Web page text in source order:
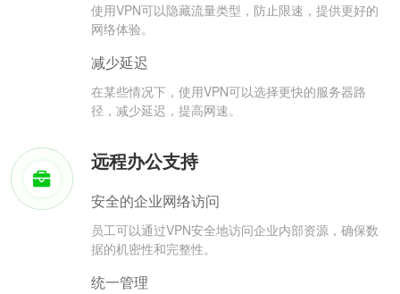
使用VPN可以隐藏流量类型，防止限速，提供更好的
网络体验。
减少延迟
在某些情况下，使用VPN可以选择更快的服务器路
径，减少延迟，提高网速。
远程办公支持
安全的企业网络访问
员工可以通过VPN安全地访问企业内部资源，确保数
据的机密性和完整性。
统一管理